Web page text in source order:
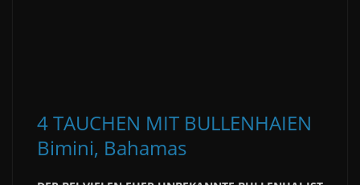
4 TAUCHEN MIT BULLENHAIEN
Bimini, Bahamas